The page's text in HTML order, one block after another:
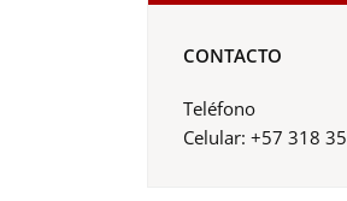
CONTACTO
Teléfono
Celular: +57 318